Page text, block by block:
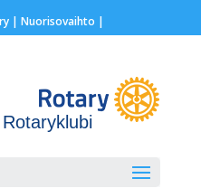
| Nuorisovaihto |